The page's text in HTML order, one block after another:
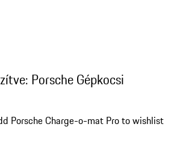
Porsche
Porsche Gépkocsi
Porsche Charge-o-mat Pro to wishlist